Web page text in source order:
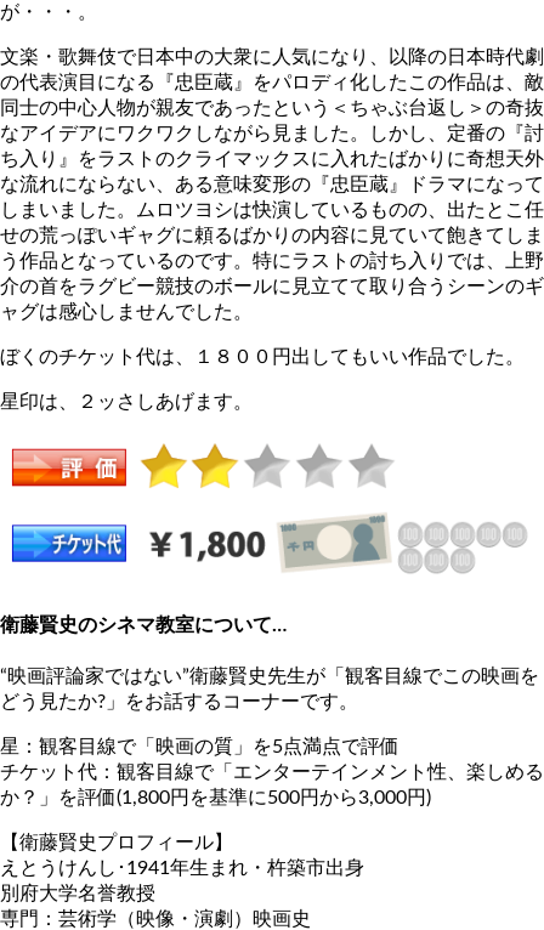
が・・・。
文楽・歌舞伎で日本中の大衆に人気になり、以降の日本時代劇
の代表演目になる『忠臣蔵』をパロディ化したこの作品は、敵
同士の中心人物が親友であったという＜ちゃぶ台返し＞の奇抜
なアイデアにワクワクしながら見ました。しかし、定番の『討
ち入り』をラストのクライマックスに入れたばかりに奇想天外
な流れにならない、ある意味変形の『忠臣蔵』ドラマになって
しまいました。ムロツヨシは快演しているものの、出たとこ任
せの荒っぽいギャグに頼るばかりの内容に見ていて飽きてしま
う作品となっているのです。特にラストの討ち入りでは、上野
介の首をラグビー競技のボールに見立てて取り合うシーンのギ
ャグは感心しませんでした。
ぼくのチケット代は、１８００円出してもいい作品でした。
星印は、２ッさしあげます。
衛藤賢史のシネマ教室について…
“映画評論家ではない”衛藤賢史先生が「観客目線でこの映画を
どう見たか?」をお話するコーナーです。
星：観客目線で「映画の質」を5点満点で評価
チケット代：観客目線で「エンターテインメント性、楽しめる
か？」を評価(1,800円を基準に500円から3,000円)
【衛藤賢史プロフィール】
えとうけんし･1941年生まれ・杵築市出身
別府大学名誉教授
専門：芸術学（映像・演劇）映画史